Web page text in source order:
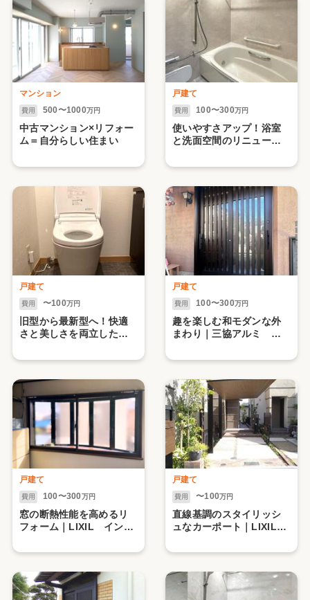
マンション
費用 500〜1000万円
中古マンション×リフォー
ム＝自分らしい住まい
戸建て
費用 100〜300万円
使いやすさアップ！浴室
と洗面空間のリニューア
戸建て
費用 〜100万円
旧型から最新型へ！快適
さと美しさを両立したト
Sタイプ
戸建て
費用 100〜300万円
趣を楽しむ和モダンな外
まわり｜三協アルミ ノ
戸建て
費用 100〜300万円
窓の断熱性能を高めるリ
フォーム｜LIXIL インプ
戸建て
費用 〜100万円
直線基調のスタイリッシ
ュなカーポート｜LIXIL